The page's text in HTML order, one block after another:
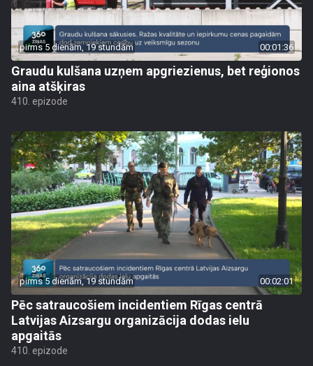
pirms 5 dienām, 19 stundām 00:01:36
Graudu kulšana uzņem apgriezienus, bet reģionos
aina atšķiras
410. epizode
pirms 5 dienām, 19 stundām 00:02:01
Pēc satraucošiem incidentiem Rīgas centrā
Latvijas Aizsargu organizācija dodas ielu
apgaitās
410. epizode